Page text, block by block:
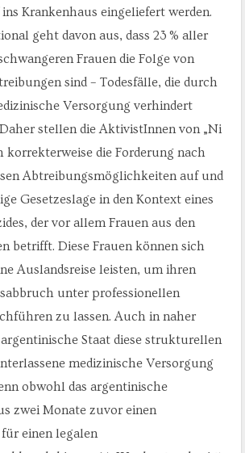
Krankenhaus eingeliefert werden.
geht davon aus, dass 23 % aller
Frauen die Folge von
sind – Todesfälle, die durch
Versorgung verhindert
stellen die AktivistInnen von „Ni
korrekterweise die Forderung nach
Abtreibungsmöglichkeiten auf und
Gesetzeslage in den Kontext eines
der vor allem Frauen aus den
betrifft. Diese Frauen können sich
Auslandsreise leisten, um ihren
unter professionellen
zu lassen. Auch in naher
Staat diese strukturellen
medizinische Versorgung
obwohl das argentinische
zwei Monate zuvor einen
einen legalen